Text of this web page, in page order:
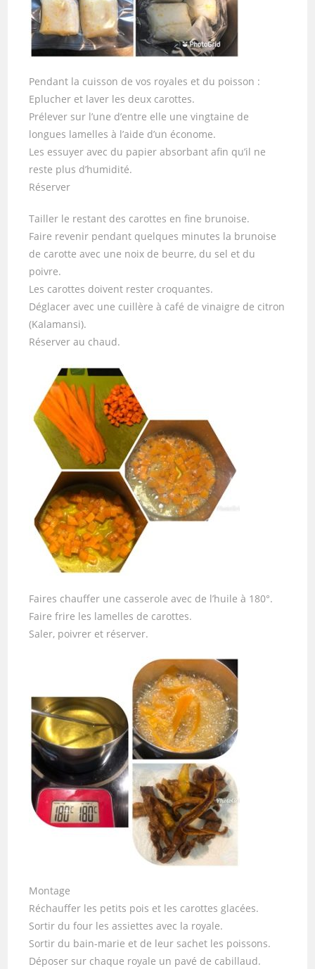
Pendant la cuisson de vos royales et du poisson :
Eplucher et laver les deux carottes.
Prélever sur l’une d’entre elle une vingtaine de
longues lamelles à l’aide d’un économe.
Les essuyer avec du papier absorbant afin qu’il ne
reste plus d’humidité.
Réserver
Tailler le restant des carottes en fine brunoise.
Faire revenir pendant quelques minutes la brunoise
de carotte avec une noix de beurre, du sel et du
poivre.
Les carottes doivent rester croquantes.
Déglacer avec une cuillère à café de vinaigre de citron
(Kalamansi).
Réserver au chaud.
Faires chauffer une casserole avec de l’huile à 180°.
Faire frire les lamelles de carottes.
Saler, poivrer et réserver.
Montage
Réchauffer les petits pois et les carottes glacées.
Sortir du four les assiettes avec la royale.
Sortir du bain-marie et de leur sachet les poissons.
Déposer sur chaque royale un pavé de cabillaud.